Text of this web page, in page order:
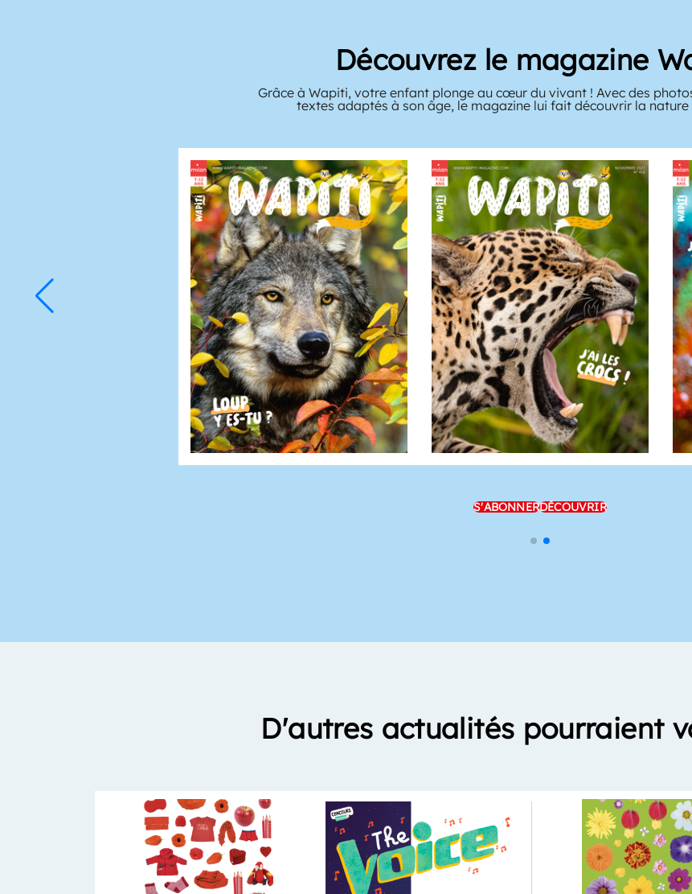
Découvrez le magazine
Grâce à Wapiti, votre enfant plonge au cœur du vivant ! Avec des
textes adaptés à son âge, le magazine lui fait découvrir la nature
S'ABONNERDÉCOUVRIR
D'autres actualités pourraient